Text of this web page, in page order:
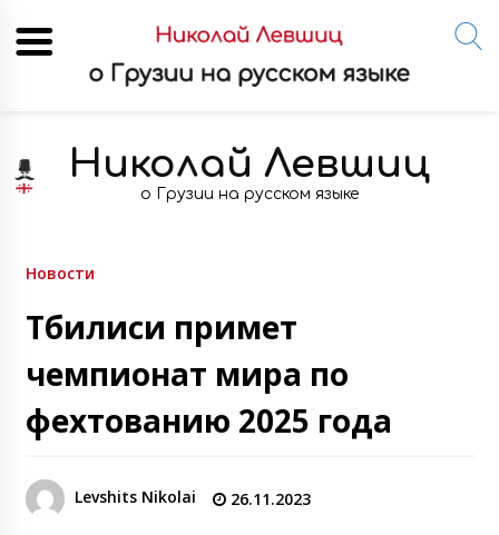
content
Николай Левшиц
о Грузии на русском языке
Новости
Тбилиси примет
чемпионат мира по
фехтованию 2025 года
Levshits Nikolai 26.11.2023